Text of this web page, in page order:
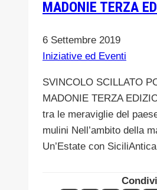
Carni
Parco
delle
EMERGENZA
FAUNA
SELVATICA
MADONIE TERZA
6 Settembre 2019
Iniziative ed Eventi
SVINCOLO SCILLATO
MADONIE TERZA
tra le meraviglie del
mulini Nell’ambito della
Un’Estate con